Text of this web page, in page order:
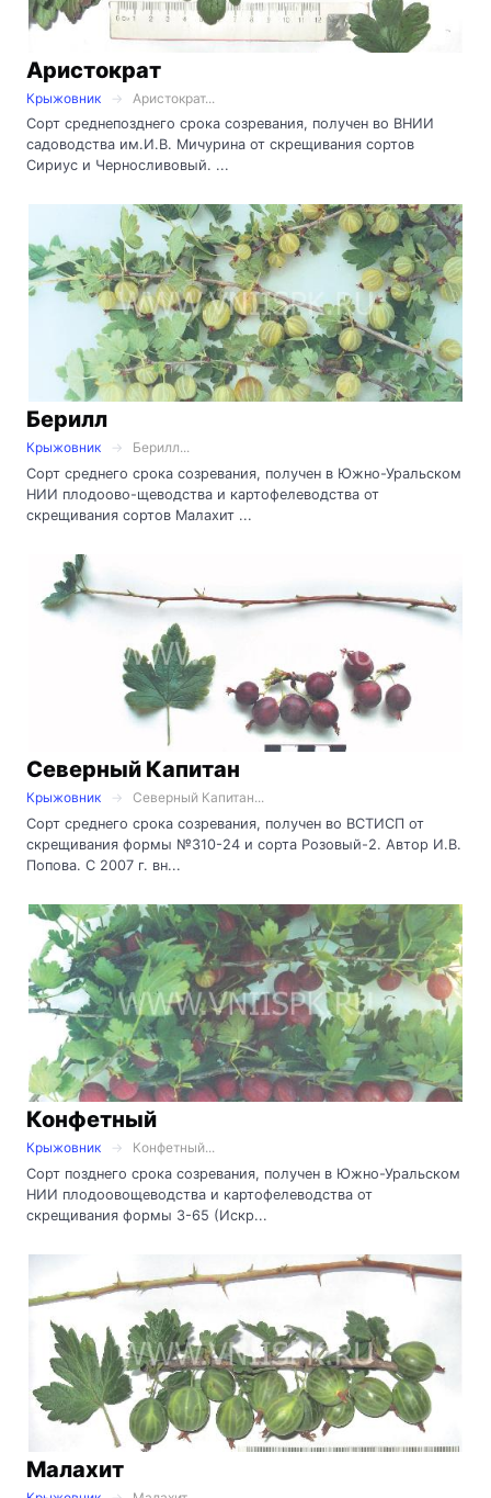
Аристократ
Крыжовник
Аристократ...
Сорт среднепозднего срока созревания, получен во ВНИИ
садоводства им.И.В. Мичурина от скрещивания сортов
Сириус и Черносливовый. ...
Берилл
Крыжовник
Берилл...
Сорт среднего срока созревания, получен в Южно-Уральском
НИИ плодоово-щеводства и картофелеводства от
скрещивания сортов Малахит ...
Северный Капитан
Крыжовник
Северный Капитан...
Сорт среднего срока созревания, получен во ВСТИСП от
скрещивания формы №310-24 и сорта Розовый-2. Автор И.В.
Попова. С 2007 г. вн...
Конфетный
Крыжовник
Конфетный...
Сорт позднего срока созревания, получен в Южно-Уральском
НИИ плодоовощеводства и картофелеводства от
скрещивания формы 3-65 (Искр...
Малахит